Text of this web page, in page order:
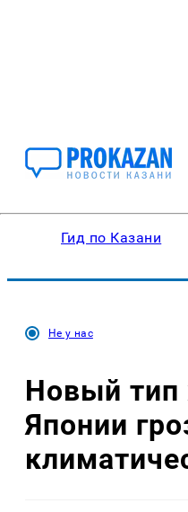
Гид по Казани
Не у нас
Новый
Японии